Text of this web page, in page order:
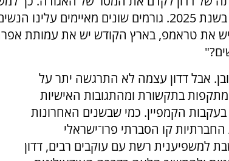
לשעבר: "אנחנו בשנת 2025. גורמים שונים
את טראמפ, בארץ הקודש יש את עמותת
אבל דדון עצמה לא התרגשה יתר על
בתקשורת ומהתגובות האישיות
הקמפיין. כמי שבשנים האחרונות
קו הסברתי פרו־ישראלי
למשפיענית רשת עם עוקבים רבים, דדון